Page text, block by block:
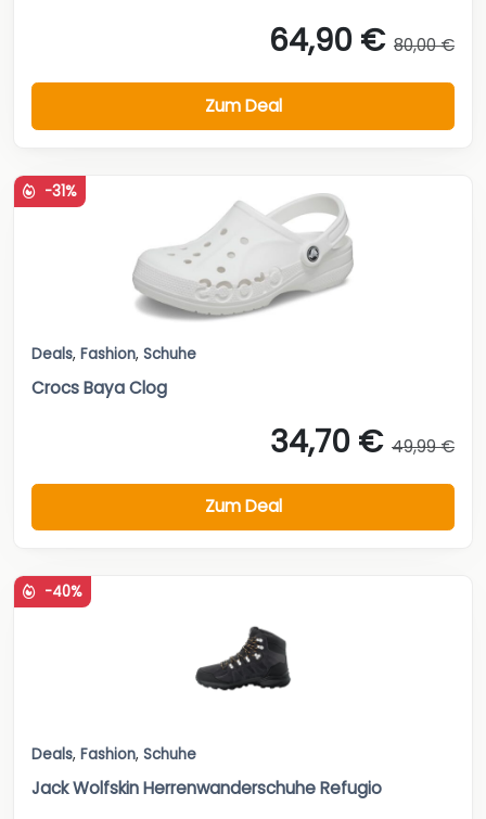
64,90 € 80,00 €
Zum Deal
-31%
Deals, Fashion, Schuhe
Crocs Baya Clog
34,70 € 49,99 €
Zum Deal
-40%
Deals, Fashion, Schuhe
Jack Wolfskin Herrenwanderschuhe Refugio